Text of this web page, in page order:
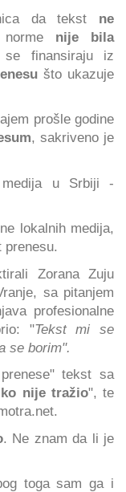
da tekst ne
norme nije bila
finansiraju iz
što ukazuje
prošle godine
, sakriveno je
medija u Srbiji -
lokalnih medija,
prenesu.
Zorana Zuju
sa pitanjem
profesionalne
"Tekst mi se
se borim".
tekst sa
nije tražio", te
. Ne znam da li je
toga sam ga i